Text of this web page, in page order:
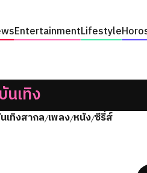
EntertainmentLifestyle
บันเทิง
เทิงสากล/เพลง/หนัง/ซีรี่ส์